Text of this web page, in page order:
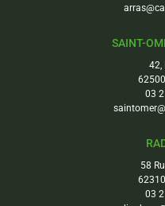
SAINT-
42,
03
58
03